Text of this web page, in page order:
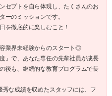
セプトを自ら体現し、たくさんのお
ーのミッションです。
を徹底的に楽しむこと！
業界未経験からのスタート◎
』で、あなた専任の先輩社員が成長
後も、継続的な教育プログラムで長
な成績を収めたスタッフには、フ